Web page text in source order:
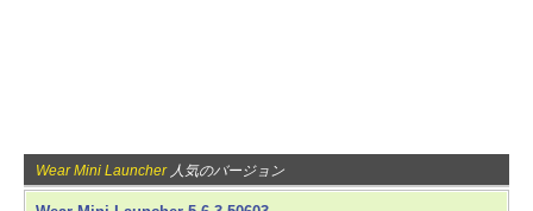
Wear Mini Launcher人気のバージョン